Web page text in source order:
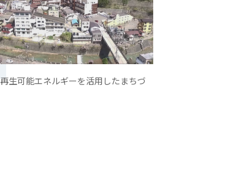
生可能エネルギーを活用したまちづ